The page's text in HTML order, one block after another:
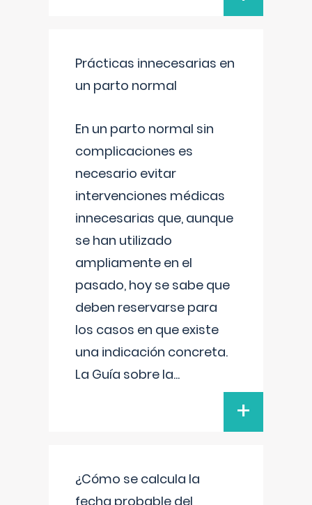
Prácticas innecesarias en
un parto normal
En un parto normal sin
complicaciones es
necesario evitar
intervenciones médicas
innecesarias que, aunque
se han utilizado
ampliamente en el
pasado, hoy se sabe que
deben reservarse para
los casos en que existe
una indicación concreta.
La Guía sobre la...
+
¿Cómo se calcula la
fecha probable del